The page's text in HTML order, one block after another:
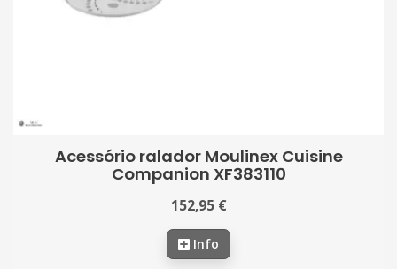
Acessório ralador Moulinex Cuisine
Companion XF383110
152,95 €
Info